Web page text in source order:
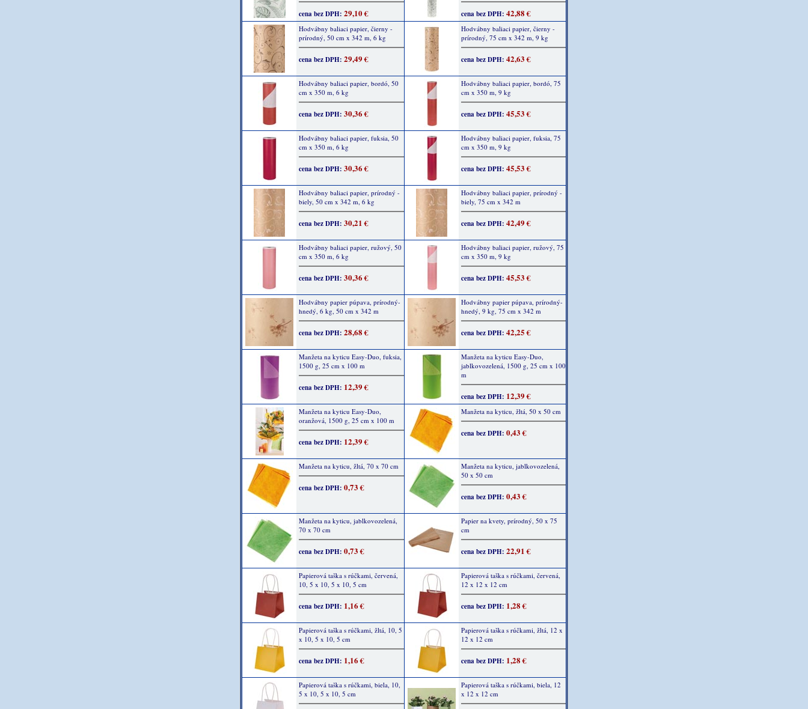
cena bez DPH: 29,10 € cena bez DPH: 42,88 €
Hodvábny baliaci papier, čierny -
prírodný, 50 cm x 342 m, 6 kg
cena bez DPH: 29,49 €
Hodvábny baliaci papier, čierny -
prírodný, 75 cm x 342 m, 9 kg
cena bez DPH: 42,63 €
Hodvábny baliaci papier, bordó, 50
cm x 350 m, 6 kg
cena bez DPH: 30,36 €
Hodvábny baliaci papier, bordó, 75
cm x 350 m, 9 kg
cena bez DPH: 45,53 €
Hodvábny baliaci papier, fuksia, 50
cm x 350 m, 6 kg
cena bez DPH: 30,36 €
Hodvábny baliaci papier, fuksia, 75
cm x 350 m, 9 kg
cena bez DPH: 45,53 €
Hodvábny baliaci papier, prírodný -
biely, 50 cm x 342 m, 6 kg
cena bez DPH: 30,21 €
Hodvábny baliaci papier, prírodný -
biely, 75 cm x 342 m
cena bez DPH: 42,49 €
Hodvábny baliaci papier, ružový, 50
cm x 350 m, 6 kg
cena bez DPH: 30,36 €
Hodvábny baliaci papier, ružový, 75
cm x 350 m, 9 kg
cena bez DPH: 45,53 €
Hodvábny papier púpava, prírodný-
hnedý, 6 kg, 50 cm x 342 m
cena bez DPH: 28,68 €
Hodvábny papier púpava, prírodný-
hnedý, 9 kg, 75 cm x 342 m
cena bez DPH: 42,25 €
Manžeta na kyticu Easy-Duo, fuksia,
1500 g, 25 cm x 100 m
cena bez DPH: 12,39 €
Manžeta na kyticu Easy-Duo,
jablkovozelená, 1500 g, 25 cm x 100
m
cena bez DPH: 12,39 €
Manžeta na kyticu Easy-Duo,
oranžová, 1500 g, 25 cm x 100 m
cena bez DPH: 12,39 €
Manžeta na kyticu, žltá, 50 x 50 cm
cena bez DPH: 0,43 €
Manžeta na kyticu, žltá, 70 x 70 cm
cena bez DPH: 0,73 €
Manžeta na kyticu, jablkovozelená,
50 x 50 cm
cena bez DPH: 0,43 €
Manžeta na kyticu, jablkovozelená,
70 x 70 cm
cena bez DPH: 0,73 €
Papier na kvety, prírodný, 50 x 75
cm
cena bez DPH: 22,91 €
Papierová taška s rúčkami, červená,
10, 5 x 10, 5 x 10, 5 cm
cena bez DPH: 1,16 €
Papierová taška s rúčkami, červená,
12 x 12 x 12 cm
cena bez DPH: 1,28 €
Papierová taška s rúčkami, žltá, 10, 5
x 10, 5 x 10, 5 cm
cena bez DPH: 1,16 €
Papierová taška s rúčkami, žltá, 12 x
12 x 12 cm
cena bez DPH: 1,28 €
Papierová taška s rúčkami, biela, 10,
5 x 10, 5 x 10, 5 cm
Papierová taška s rúčkami, biela, 12
x 12 x 12 cm